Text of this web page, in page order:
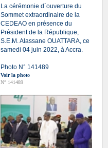
La cérémonie d`ouverture du
Sommet extraordinaire de la
CEDEAO en présence du
Président de la République,
S.E.M. Alassane OUATTARA, ce
samedi 04 juin 2022, à Accra.
Photo N° 141489
Voir la photo
N° 141489